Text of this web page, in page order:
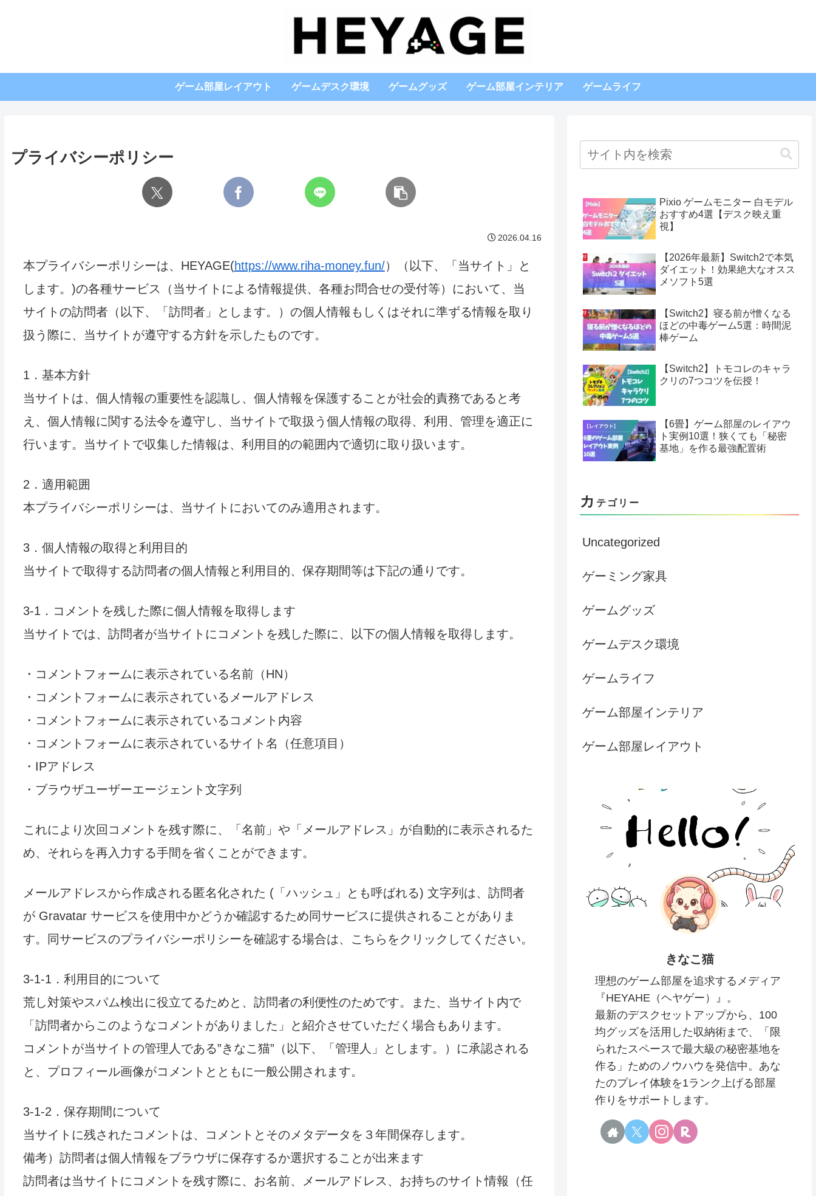
ゲーム部屋レイアウト ゲームデスク環境 ゲームグッズ ゲーム部屋インテリア ゲームライフ
プライバシーポリシー
2026.04.16
本プライバシーポリシーは、HEYAGE(https://www.riha-money.fun/）（以下、「当サイト」と
します。)の各種サービス（当サイトによる情報提供、各種お問合せの受付等）において、当
サイトの訪問者（以下、「訪問者」とします。）の個人情報もしくはそれに準ずる情報を取り
扱う際に、当サイトが遵守する方針を示したものです。
1．基本方針
当サイトは、個人情報の重要性を認識し、個人情報を保護することが社会的責務であると考
え、個人情報に関する法令を遵守し、当サイトで取扱う個人情報の取得、利用、管理を適正に
行います。当サイトで収集した情報は、利用目的の範囲内で適切に取り扱います。
2．適用範囲
本プライバシーポリシーは、当サイトにおいてのみ適用されます。
3．個人情報の取得と利用目的
当サイトで取得する訪問者の個人情報と利用目的、保存期間等は下記の通りです。
3-1．コメントを残した際に個人情報を取得します
当サイトでは、訪問者が当サイトにコメントを残した際に、以下の個人情報を取得します。
・コメントフォームに表示されている名前（HN）
・コメントフォームに表示されているメールアドレス
・コメントフォームに表示されているコメント内容
・コメントフォームに表示されているサイト名（任意項目）
・IPアドレス
・ブラウザユーザーエージェント文字列
これにより次回コメントを残す際に、「名前」や「メールアドレス」が自動的に表示されるた
め、それらを再入力する手間を省くことができます。
メールアドレスから作成される匿名化された (「ハッシュ」とも呼ばれる) 文字列は、訪問者
が Gravatar サービスを使用中かどうか確認するため同サービスに提供されることがありま
す。同サービスのプライバシーポリシーを確認する場合は、こちらをクリックしてください。
3-1-1．利用目的について
荒し対策やスパム検出に役立てるためと、訪問者の利便性のためです。また、当サイト内で
「訪問者からこのようなコメントがありました」と紹介させていただく場合もあります。
コメントが当サイトの管理人である”きなこ猫”（以下、「管理人」とします。）に承認される
と、プロフィール画像がコメントとともに一般公開されます。
3-1-2．保存期間について
当サイトに残されたコメントは、コメントとそのメタデータを３年間保存します。
備考）訪問者は個人情報をブラウザに保存するか選択することが出来ます
訪問者は当サイトにコメントを残す際に、お名前、メールアドレス、お持ちのサイト情報（任
Pixio ゲームモニター 白モデル
おすすめ4選【デスク映え重
視】
【2026年最新】Switch2で本気
ダイエット！効果絶大なオスス
メソフト5選
【Switch2】寝る前が憎くなる
ほどの中毒ゲーム5選：時間泥
棒ゲーム
【Switch2】トモコレのキャラ
クリの7つコツを伝授！
【6畳】ゲーム部屋のレイアウ
ト実例10選！狭くても「秘密
基地」を作る最強配置術
カ テゴリー
Uncategorized
ゲーミング家具
ゲームグッズ
ゲームデスク環境
ゲームライフ
ゲーム部屋インテリア
ゲーム部屋レイアウト
きなこ猫
理想のゲーム部屋を追求するメディア
『HEYAHE（ヘヤゲー）』。
最新のデスクセットアップから、100
均グッズを活用した収納術まで、「限
られたスペースで最大級の秘密基地を
作る」ためのノウハウを発信中。あな
たのプレイ体験を1ランク上げる部屋
作りをサポートします。